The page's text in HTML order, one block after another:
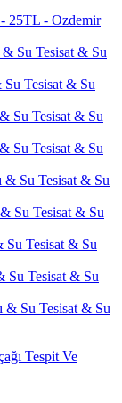
- 25TL - Ozdemir
& Su Tesisat & Su
Su Tesisat & Su
Su Tesisat & Su
Su Tesisat & Su
& Su Tesisat & Su
& Su Tesisat & Su
Su Tesisat & Su
Su Tesisat & Su
& Su Tesisat & Su
Tespit Ve